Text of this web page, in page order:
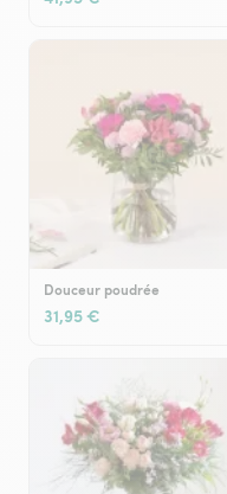
Douceur poudrée
31,95 €